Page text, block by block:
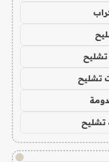
تشليح
تشليح
!